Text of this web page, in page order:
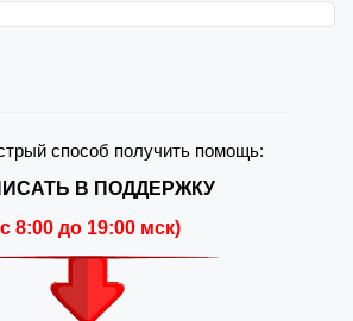
способ получить помощь:
В ПОДДЕРЖКУ
8:00 до 19:00 мск)